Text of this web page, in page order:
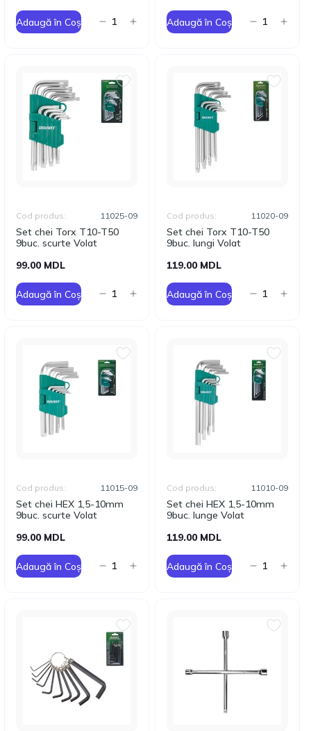
Adaugă în Coș Adaugă în Coș
Set chei Torx T10-T50
9buc. scurte Volat
Cod produs: 11025-09
99.00 MDL
Adaugă în Coș
Set chei Torx T10-T50
9buc. lungi Volat
Cod produs: 11020-09
119.00 MDL
Adaugă în Coș
Set chei HEX 1,5-10mm
9buc. scurte Volat
Cod produs: 11015-09
99.00 MDL
Adaugă în Coș
Set chei HEX 1,5-10mm
9buc. lunge Volat
Cod produs: 11010-09
119.00 MDL
Adaugă în Coș